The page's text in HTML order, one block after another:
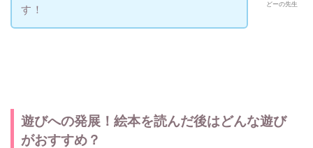
どーの先生
す！
遊びへの発展！絵本を読んだ後はどんな遊び
がおすすめ？